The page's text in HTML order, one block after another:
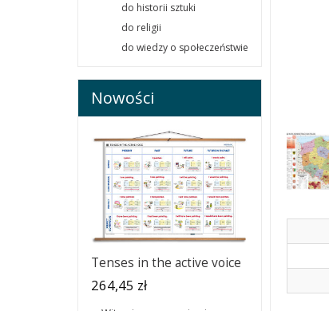
do historii sztuki
do religii
do wiedzy o społeczeństwie
Nowości
Tenses in the active voice
264,45 zł